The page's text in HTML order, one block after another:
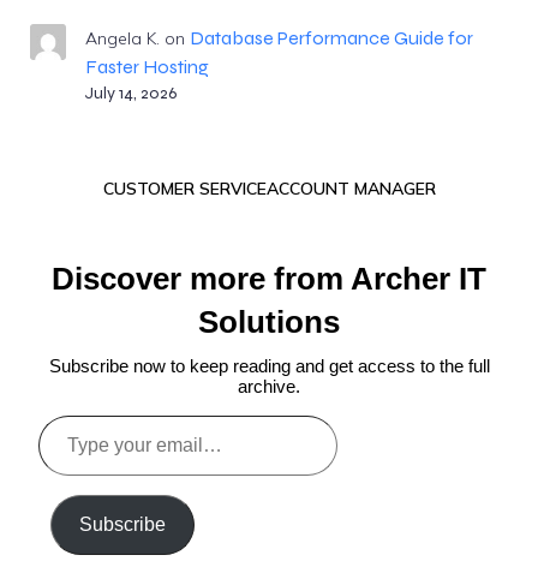
Angela K. on Database Performance Guide for
Faster Hosting
July 14, 2026
CUSTOMER SERVICEACCOUNT MANAGER
Discover more from Archer IT
Solutions
Subscribe now to keep reading and get access to the full
archive.
Type
your
email…
Subscribe